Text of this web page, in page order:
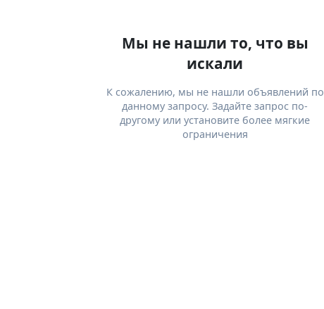
Мы не нашли то, что вы
искали
К сожалению, мы не нашли объявлений по
данному запросу. Задайте запрос по-
другому или установите более мягкие
ограничения